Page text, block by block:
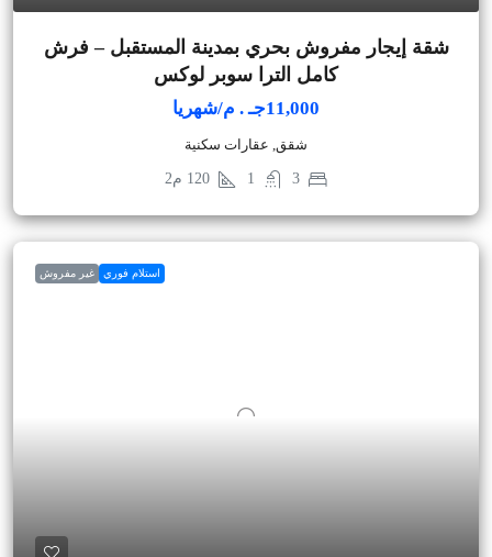
شقة إيجار مفروش بحري بمدينة المستقبل – فرش
كامل الترا سوبر لوكس
11,000جـ . م/شهريا
شقق, عقارات سكنية
3
1
120 م2
استلام فوري غير مفروش